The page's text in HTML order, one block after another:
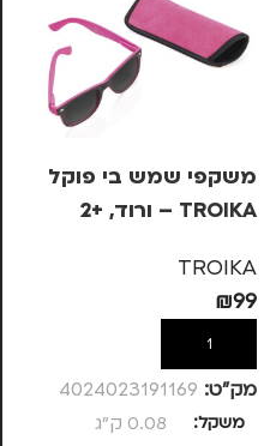
משקפי שמש בי פוקל
TROIKA – ורוד, +2
TROIKA
₪99
הוספה לסל
מק”ט: 4024023191169
משקל 0.08 ק"ג